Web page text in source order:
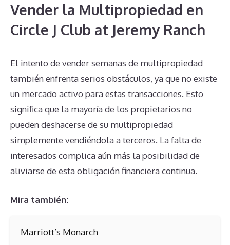
Vender la Multipropiedad en
Circle J Club at Jeremy Ranch
El intento de vender semanas de multipropiedad
también enfrenta serios obstáculos, ya que no existe
un mercado activo para estas transacciones. Esto
significa que la mayoría de los propietarios no
pueden deshacerse de su multipropiedad
simplemente vendiéndola a terceros. La falta de
interesados complica aún más la posibilidad de
aliviarse de esta obligación financiera continua.
Mira también:
Marriott’s Monarch